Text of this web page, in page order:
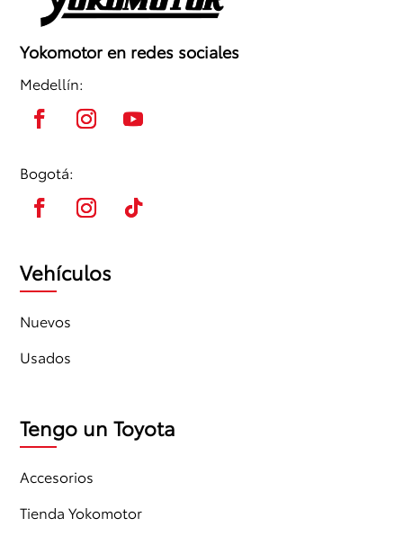
Yokomotor en redes sociales
Medellín:
Bogotá:
Vehículos
Nuevos
Usados
Tengo un Toyota
Accesorios
Tienda Yokomotor